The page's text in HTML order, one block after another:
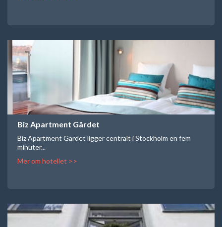
Biz Apartment Gärdet
Biz Apartment Gärdet ligger centralt i Stockholm en fem
minuter...
Mer om hotellet >>